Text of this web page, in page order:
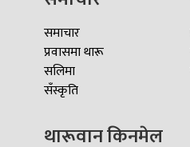
समाचार
प्रवासमा थारू
सलिमा
सँस्कृति
थारूवान किनमेल